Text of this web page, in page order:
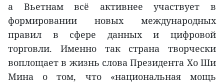
а Вьетнам всё активнее участвует в
формировании новых международных
правил в сфере данных и цифровой
торговли. Именно так страна творчески
воплощает в жизнь слова Президента Хо Ши
Мина о том, что «национальная мощь